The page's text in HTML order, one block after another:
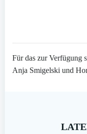
Für das zur Verfügung
Anja Smigelski und